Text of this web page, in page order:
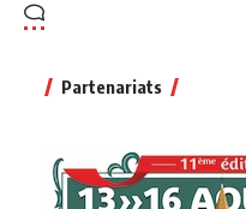
Partenariats